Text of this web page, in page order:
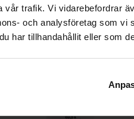
vår trafik. Vi vidarebefordrar
och analysföretag som
har tillhandahållit eller som